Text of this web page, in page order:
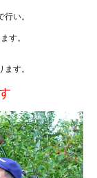
い。
す。
す。